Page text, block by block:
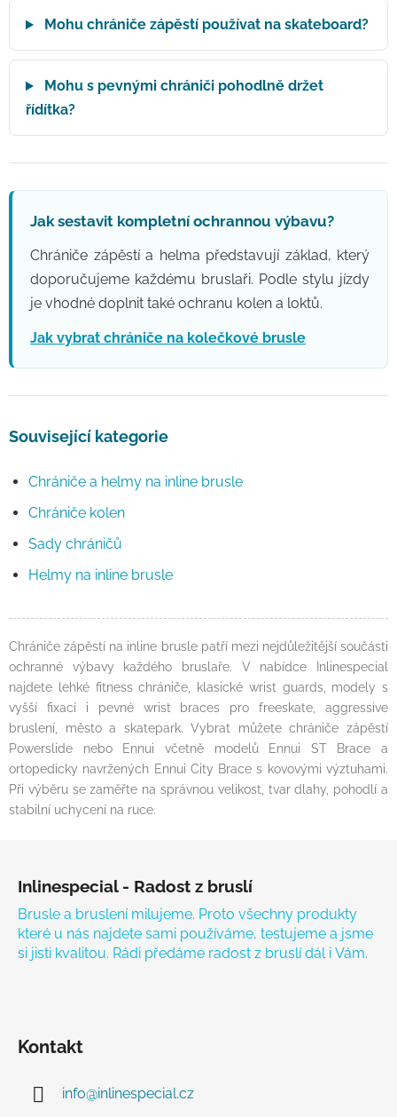
Mohu chrániče zápěstí používat na skateboard?
Mohu s pevnými chrániči pohodlně držet
řídítka?
Jak sestavit kompletní ochrannou výbavu?
Chrániče zápěstí a helma představují základ, který
doporučujeme každému bruslaři. Podle stylu jízdy
je vhodné doplnit také ochranu kolen a loktů.
Jak vybrat chrániče na kolečkové brusle
Související kategorie
Chrániče a helmy na inline brusle
Chrániče kolen
Sady chráničů
Helmy na inline brusle
Chrániče zápěstí na inline brusle patří mezi nejdůležitější součásti
ochranné výbavy každého bruslaře. V nabídce Inlinespecial
najdete lehké fitness chrániče, klasické wrist guards, modely s
vyšší fixací i pevné wrist braces pro freeskate, aggressive
bruslení, město a skatepark. Vybrat můžete chrániče zápěstí
Powerslide nebo Ennui včetně modelů Ennui ST Brace a
ortopedicky navržených Ennui City Brace s kovovými výztuhami.
Při výběru se zaměřte na správnou velikost, tvar dlahy, pohodlí a
stabilní uchycení na ruce.
Inlinespecial - Radost z bruslí
Brusle a bruslení milujeme. Proto všechny produkty
které u nás najdete sami používáme, testujeme a jsme
si jisti kvalitou. Rádi předáme radost z bruslí dál i Vám.
Kontakt
info@inlinespecial.cz